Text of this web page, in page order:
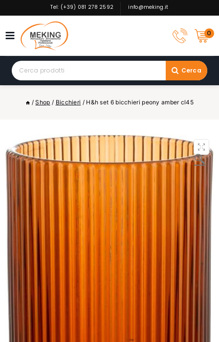
to
Tel: (+39) 081 278 2592 info@meking.it
0
Search
for:
Cerca
/ Shop / Bicchieri / H&h set 6 bicchieri peony amber cl45
🔍